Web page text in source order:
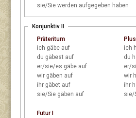
sie/Sie
werden aufgegeben haben
Konjunktiv II
Präteritum
ich gäbe auf
du gäbest auf
er/sie/es gäbe auf
wir gäben auf
ihr gäbet auf
sie/Sie gäben auf
ich
du
er/
wir
ihr
sie/
Futur I